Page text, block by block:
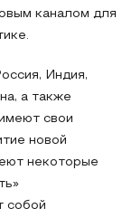
каналом для
Индия,
а также
свои
новой
некоторые
собой